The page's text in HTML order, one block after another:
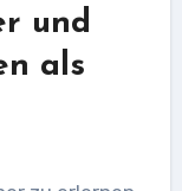
und
als